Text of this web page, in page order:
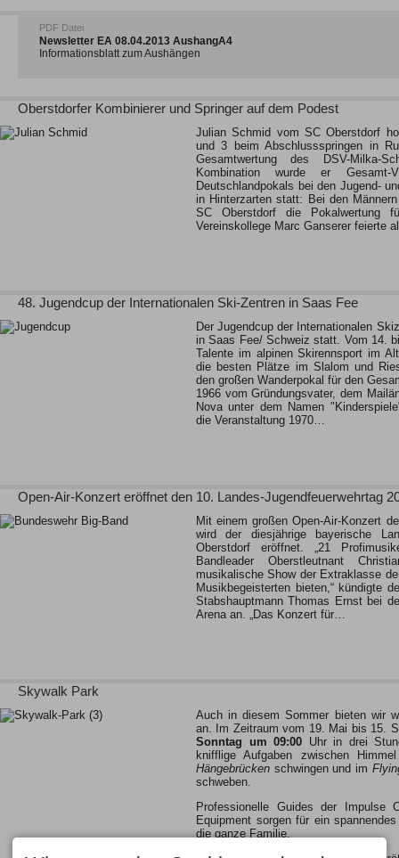
PDF Datei
Newsletter EA 08.04.2013 AushangA4
Informationsblatt zum Aushängen
Oberstdorfer Kombinierer und Springer auf dem Podest
Julian Schmid vom SC Oberstdorf
und 3 beim Abschlussspringen in
Gesamtwertung des DSV-Milka-
Kombination wurde er
Deutschlandpokals bei den Jugend-
in Hinterzarten statt: Bei den
SC Oberstdorf die Pokalwertung
Vereinskollege Marc Ganserer feierte
48. Jugendcup der Internationalen Ski-Zentren in Saas Fee
Der Jugendcup der Internationalen
in Saas Fee/ Schweiz statt. Vom 14.
Talente im alpinen Skirennsport im
die besten Plätze im Slalom und
den großen Wanderpokal für den
1966 vom Gründungsvater, dem
Nova unter dem Namen
die Veranstaltung 1970…
Open-Air-Konzert eröffnet den 10. Landes-Jugendfeuerwehrtag
Mit einem großen Open-Air-Konzert
wird der diesjährige bayerische
Oberstdorf eröffnet. „21
Bandleader Oberstleutnant
musikalische Show der Extraklasse
Musikbegeisterten bieten,“ kündigte
Stabshauptmann Thomas Ernst bei
Arena an. „Das Konzert für…
Skywalk Park
Auch in diesem Sommer bieten wir
an. Im Zeitraum vom 19. Mai bis 15.
Sonntag um 09:00 Uhr in drei
knifflige Aufgaben zwischen
Hängebrücken schwingen und im
schweben.
Professionelle Guides der Impulse
Equipment sorgen für ein
die ganze Familie.